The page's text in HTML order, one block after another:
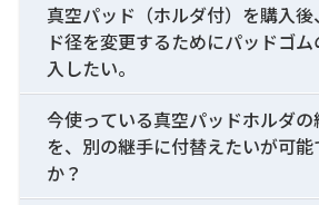
真空パッド（ホルダ付）を購入後
ド径を変更するためにパッドゴ
入したい。
今使っている真空パッドホルダの
を、別の継手に付替えたいが可能
か？